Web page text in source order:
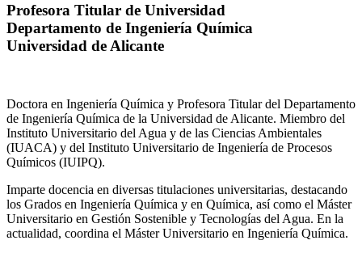
Profesora Titular de Universidad
Departamento de Ingeniería Química
Universidad de Alicante
Doctora en Ingeniería Química y Profesora Titular del Departamento
de Ingeniería Química de la Universidad de Alicante. Miembro del
Instituto Universitario del Agua y de las Ciencias Ambientales
(IUACA) y del Instituto Universitario de Ingeniería de Procesos
Químicos (IUIPQ).
Imparte docencia en diversas titulaciones universitarias, destacando
los Grados en Ingeniería Química y en Química, así como el Máster
Universitario en Gestión Sostenible y Tecnologías del Agua. En la
actualidad, coordina el Máster Universitario en Ingeniería Química.